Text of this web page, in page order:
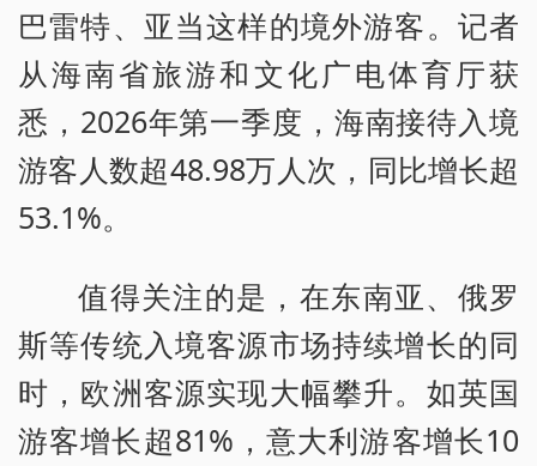
巴雷特、亚当这样的境外游客。记者
从海南省旅游和文化广电体育厅获
悉，2026年第一季度，海南接待入境
游客人数超48.98万人次，同比增长超
53.1%。
值得关注的是，在东南亚、俄罗
斯等传统入境客源市场持续增长的同
时，欧洲客源实现大幅攀升。如英国
游客增长超81%，意大利游客增长10